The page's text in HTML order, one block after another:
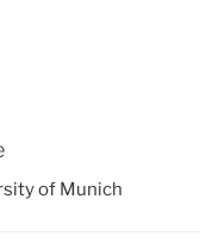
of Munich